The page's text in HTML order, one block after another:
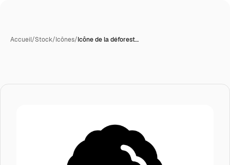
Accueil/Stock/Icônes/Icône de la déforest…